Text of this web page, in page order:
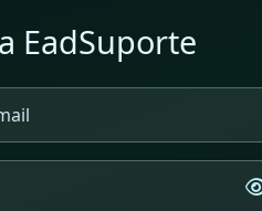
EadSuporte